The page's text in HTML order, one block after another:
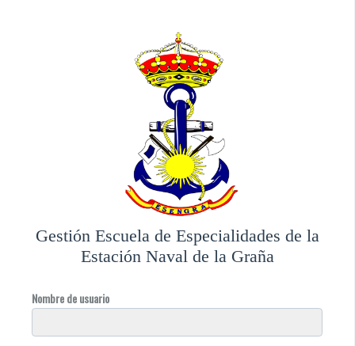
Gestión Escuela de Especialidades de la
Estación Naval de la Graña
Nombre de usuario